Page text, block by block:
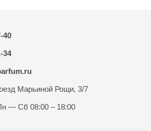
40
34
Марьиной Рощи, 3/7
— Сб 08:00 – 18:00